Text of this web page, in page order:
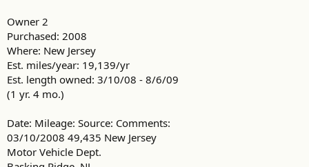
Owner 2
Purchased: 2008
Where: New Jersey
Est. miles/year: 19,139/yr
Est. length owned: 3/10/08 - 8/6/09
(1 yr. 4 mo.)
Date: Mileage: Source: Comments:
03/10/2008 49,435 New Jersey
Motor Vehicle Dept.